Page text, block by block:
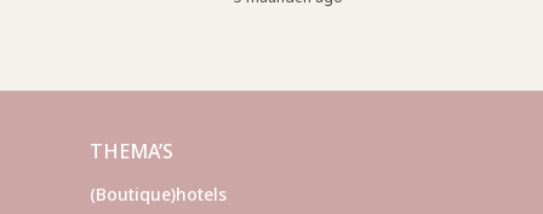
THEMA’S
(Boutique)hotels